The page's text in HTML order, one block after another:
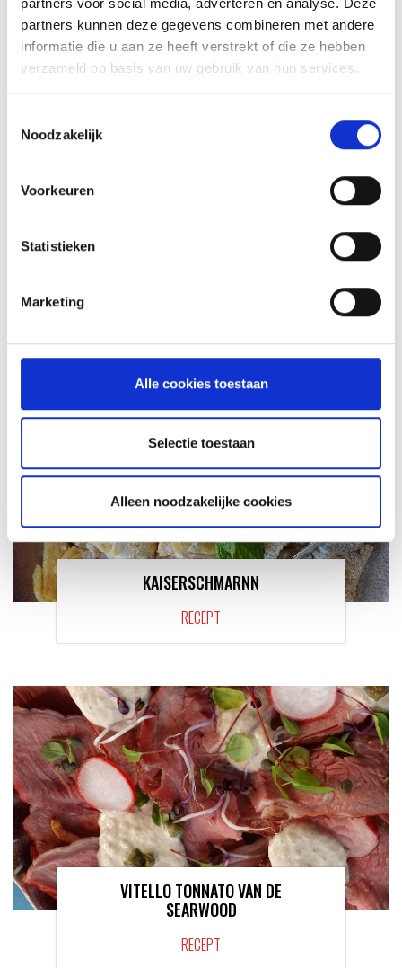
partners kunnen deze gegevens combineren met andere
informatie die u aan ze heeft verstrekt of die ze hebben
verzameld op basis van uw gebruik van hun services.
Noodzakelijk
Voorkeuren
Statistieken
Marketing
Alle cookies toestaan
Selectie toestaan
Alleen noodzakelijke cookies
34,99Oorspronkelijke
prijs
was:
34,99.
24,99
Huidige
prijs
is:
24,99.
INSPIRATIE
RECEPTEN EN TIPS
MEER INFORMATIE
KAISERSCHMARNN
RECEPT
VITELLO TONNATO VAN DE
SEARWOOD
RECEPT